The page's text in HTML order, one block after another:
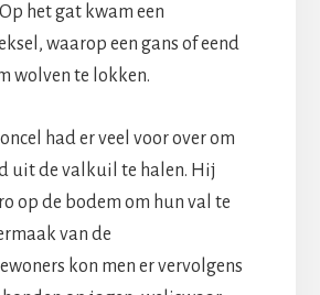
het gat kwam een
waarop een gans of eend
wolven te lokken.
had er veel voor over om
uit de valkuil te halen. Hij
op de bodem om hun val te
van de
kon men er vervolgens